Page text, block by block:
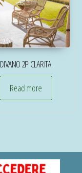
DIVANO 2P CLARITA
Read more